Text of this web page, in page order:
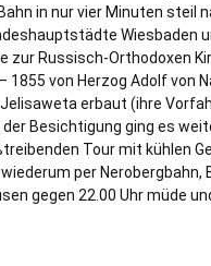
in nur vier Minuten steil
Wiesbaden
zur Russisch-Orthodoxen
1855 von Herzog Adolf von
erbaut (ihre
Besichtigung ging es
Tour mit kühlen
per
gegen 22.00 Uhr müde